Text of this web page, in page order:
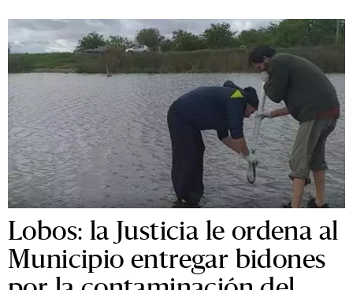
Lobos: la Justicia le ordena al
Municipio entregar bidones